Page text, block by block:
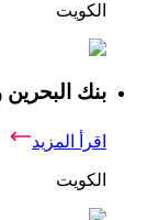
الكويت
بنك
اقرأ المزيد
الكويت